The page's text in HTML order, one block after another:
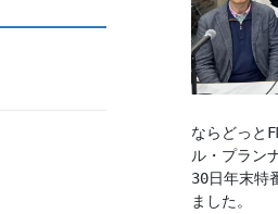
ならどっと
ル・プラン
30日年末特
ました。